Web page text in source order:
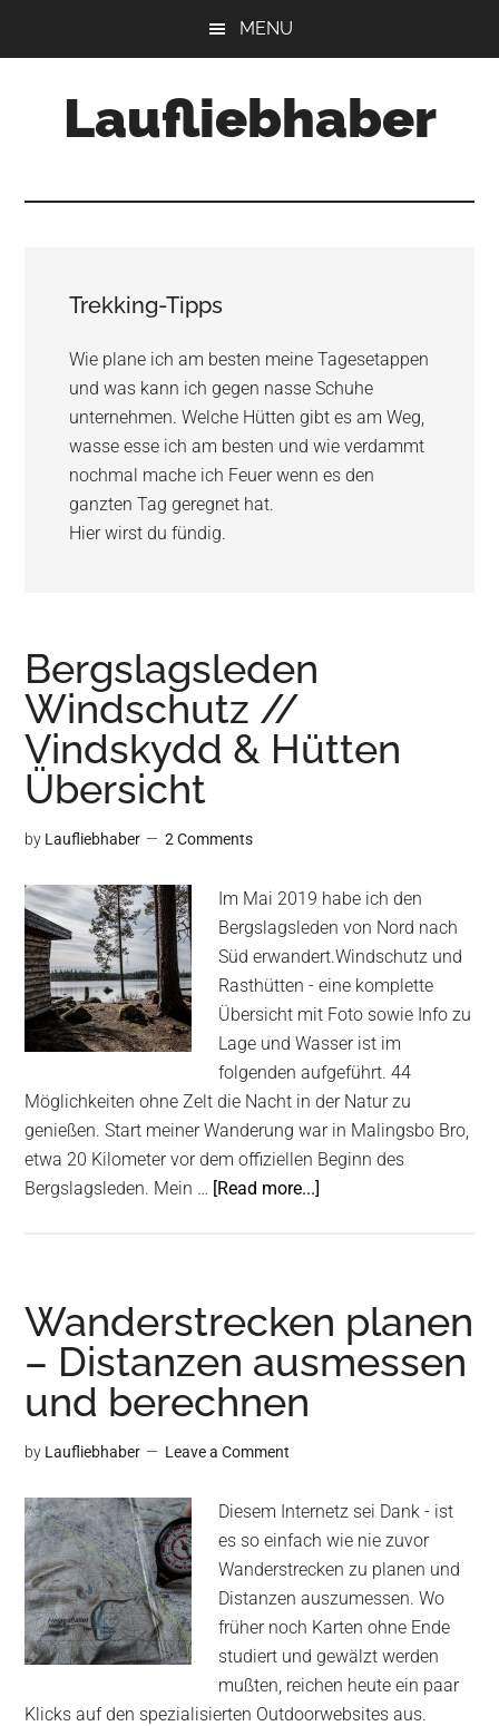
MENU
Laufliebhaber
Trekking-Tipps
Wie plane ich am besten meine Tagesetappen
und was kann ich gegen nasse Schuhe
unternehmen. Welche Hütten gibt es am Weg,
wasse esse ich am besten und wie verdammt
nochmal mache ich Feuer wenn es den
ganzten Tag geregnet hat.
Hier wirst du fündig.
Bergslagsleden
Windschutz //
Vindskydd & Hütten
Übersicht
by Laufliebhaber 2 Comments
Im Mai 2019 habe ich den
Bergslagsleden von Nord nach
Süd erwandert.Windschutz und
Rasthütten - eine komplette
Übersicht mit Foto sowie Info zu
Lage und Wasser ist im
folgenden aufgeführt. 44
Möglichkeiten ohne Zelt die Nacht in der Natur zu
genießen. Start meiner Wanderung war in Malingsbo Bro,
etwa 20 Kilometer vor dem offiziellen Beginn des
Bergslagsleden. Mein … [Read more...]
Vindskydd
&
Hütten
Wanderstrecken planen
– Distanzen ausmessen
und berechnen
by Laufliebhaber Leave a Comment
Diesem Internetz sei Dank - ist
es so einfach wie nie zuvor
Wanderstrecken zu planen und
Distanzen auszumessen. Wo
früher noch Karten ohne Ende
studiert und gewälzt werden
mußten, reichen heute ein paar
Klicks auf den spezialisierten Outdoorwebsites aus.